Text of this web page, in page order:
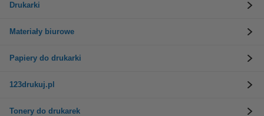
Drukarki
Materiały biurowe
Papiery do drukarki
123drukuj.pl
Tonery do drukarek